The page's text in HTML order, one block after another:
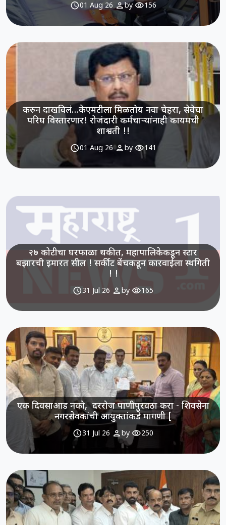
schedule01 Aug 26 personby visibility156
करुन दाखविलं…केएमटीला मिळतोय नवा चेहरा, सेवेचा
परिघ विस्तारणार! रोजंदारी कर्मचाऱ्यांनाही कायमची
शाश्वती !!
schedule01 Aug 26 personby visibility141
२७ कोटीचा घरफाळा थकीत, महापालिकेकडून स्टार
बझारची इमारत सील ! सर्कीट बेंचकडून कारवाईला स्थगिती
! !
schedule31 Jul 26 personby visibility165
एक दिवसाआड नको, दररोज पाणीपुरवठा करा - शिवसेना
नगरसेवकांची आयुक्तांकडे मागणी [
schedule31 Jul 26 personby visibility250